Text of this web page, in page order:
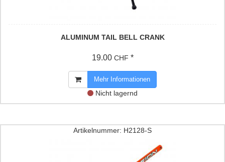
ALUMINUM TAIL BELL CRANK
19.00 CHF *
Mehr Informationen
Nicht lagernd
Artikelnummer: H2128-S